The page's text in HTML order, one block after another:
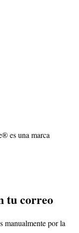
es una marca
tu correo
manualmente por la